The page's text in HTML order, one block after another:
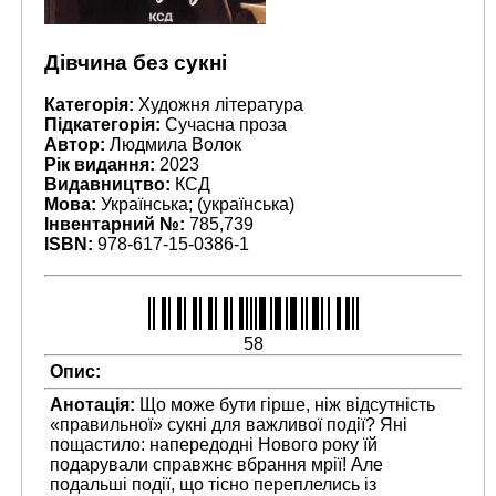
Дівчина без сукні
Категорія: Художня література
Підкатегорія: Сучасна проза
Автор: Людмила Волок
Рік видання: 2023
Видавництво: КСД
Мова: Українська; (українська)
Інвентарний №: 785,739
ISBN: 978-617-15-0386-1
58
Опис:
Анотація: Що може бути гірше, ніж відсутність
«правильної» сукні для важливої події? Яні
пощастило: напередодні Нового року їй
подарували справжнє вбрання мрії! Але
подальші події, що тісно переплелись із